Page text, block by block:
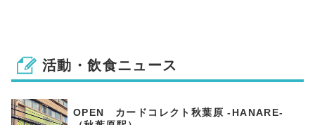
活動・飲食ニュース
OPEN カードコレクト秋葉原 -HANARE-